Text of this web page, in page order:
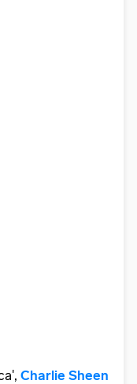
Charlie Sheen